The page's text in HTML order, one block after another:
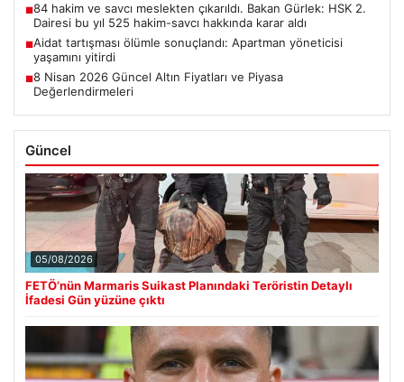
■84 hakim ve savcı meslekten çıkarıldı. Bakan Gürlek: HSK 2.
Dairesi bu yıl 525 hakim-savcı hakkında karar aldı
■Aidat tartışması ölümle sonuçlandı: Apartman yöneticisi
yaşamını yitirdi
■8 Nisan 2026 Güncel Altın Fiyatları ve Piyasa
Değerlendirmeleri
Güncel
05/08/2026
FETÖ’nün Marmaris Suikast Planındaki Teröristin Detaylı
İfadesi Gün yüzüne çıktı